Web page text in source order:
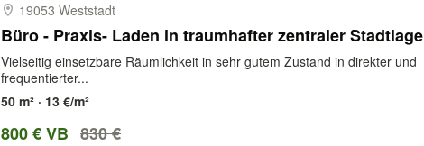
19053 Weststadt
Büro - Praxis- Laden in traumhafter zentraler Stadtlage
Vielseitig einsetzbare Räumlichkeit in sehr gutem Zustand in direkter und
frequentierter...
50 m² · 13 €/m²
800 € VB 830 €